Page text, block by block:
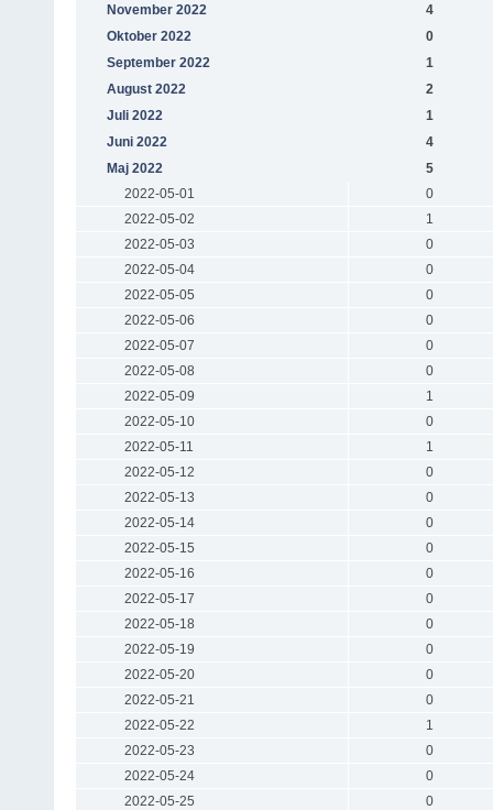
November 2022
4
Oktober 2022
0
September 2022
1
August 2022
2
Juli 2022
1
Juni 2022
4
Maj 2022
5
2022-05-01
0
2022-05-02
1
2022-05-03
0
2022-05-04
0
2022-05-05
0
2022-05-06
0
2022-05-07
0
2022-05-08
0
2022-05-09
1
2022-05-10
0
2022-05-11
1
2022-05-12
0
2022-05-13
0
2022-05-14
0
2022-05-15
0
2022-05-16
0
2022-05-17
0
2022-05-18
0
2022-05-19
0
2022-05-20
0
2022-05-21
0
2022-05-22
1
2022-05-23
0
2022-05-24
0
2022-05-25
0